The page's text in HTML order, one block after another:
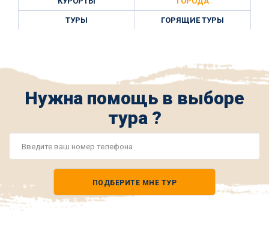
ТУРЫ ГОРЯЩИЕ ТУРЫ
Нужна помощь в выборе
тура ?
ПОДБЕРИТЕ МНЕ ТУР